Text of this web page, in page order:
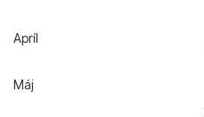
Apríl
Máj